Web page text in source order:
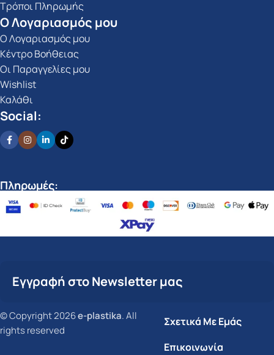
Τρόποι Πληρωμής
Ο Λογαριασμός μου
Ο Λογαριασμός μου
Κέντρο Βοήθειας
Οι Παραγγελίες μου
Wishlist
Καλάθι
Social:
Πληρωμές:
Εγγραφή στο Newsletter μας
© Copyright 2026e-plastika. All
rights reserved
Σχετικά Με Εμάς
Επικοινωνία